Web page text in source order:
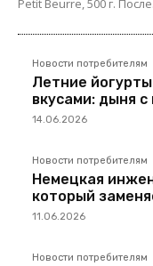
Petit Beurre, 500 г.
Новости потребителям
Летние
вкусами: дыня
14.06.2026
Новости потребителям
Немецкая
который
11.06.2026
Новости потребителям